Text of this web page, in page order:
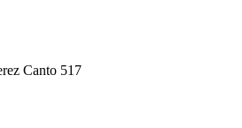
Canto 517